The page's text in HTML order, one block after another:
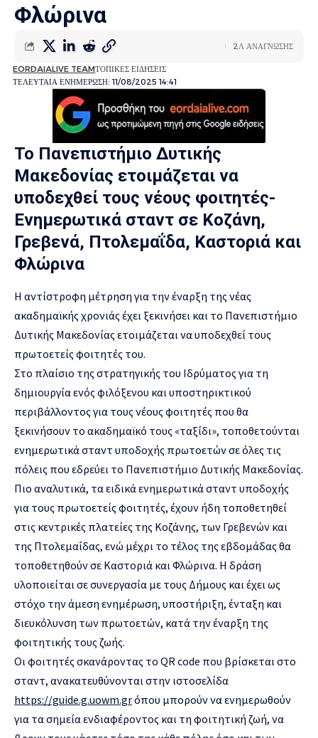
Φλώρινα
ΤΕΛΕΥΤΑΙΑ ΕΝΗΜΕΡΩΣΗ: 11/08/2025 14:41
EORDAIALIVE TEAMΤΟΠΙΚΕΣ ΕΙΔΗΣΕΙΣ
2Λ ΑΝΑΓΝΩΣΗΣ
Το Πανεπιστήμιο Δυτικής
Μακεδονίας ετοιμάζεται να
υποδεχθεί τους νέους φοιτητές-
Ενημερωτικά σταντ σε Κοζάνη,
Γρεβενά, Πτολεμαΐδα, Καστοριά και
Φλώρινα
Η αντίστροφη μέτρηση για την έναρξη της νέας
ακαδημαϊκής χρονιάς έχει ξεκινήσει και το Πανεπιστήμιο
Δυτικής Μακεδονίας ετοιμάζεται να υποδεχθεί τους
πρωτοετείς φοιτητές του.
Στο πλαίσιο της στρατηγικής του Ιδρύματος για τη
δημιουργία ενός φιλόξενου και υποστηρικτικού
περιβάλλοντος για τους νέους φοιτητές που θα
ξεκινήσουν το ακαδημαϊκό τους «ταξίδι», τοποθετούνται
ενημερωτικά σταντ υποδοχής πρωτοετών σε όλες τις
πόλεις που εδρεύει το Πανεπιστήμιο Δυτικής Μακεδονίας.
Πιο αναλυτικά, τα ειδικά ενημερωτικά σταντ υποδοχής
για τους πρωτοετείς φοιτητές, έχουν ήδη τοποθετηθεί
στις κεντρικές πλατείες της Κοζάνης, των Γρεβενών και
της Πτολεμαΐδας, ενώ μέχρι το τέλος της εβδομάδας θα
τοποθετηθούν σε Καστοριά και Φλώρινα. Η δράση
υλοποιείται σε συνεργασία με τους Δήμους και έχει ως
στόχο την άμεση ενημέρωση, υποστήριξη, ένταξη και
διευκόλυνση των πρωτοετών, κατά την έναρξη της
φοιτητικής τους ζωής.
Οι φοιτητές σκανάροντας το QR code που βρίσκεται στο
σταντ, ανακατευθύνονται στην ιστοσελίδα
https://guide.g.uowm.grόπου μπορούν να ενημερωθούν
για τα σημεία ενδιαφέροντος και τη φοιτητική ζωή, να